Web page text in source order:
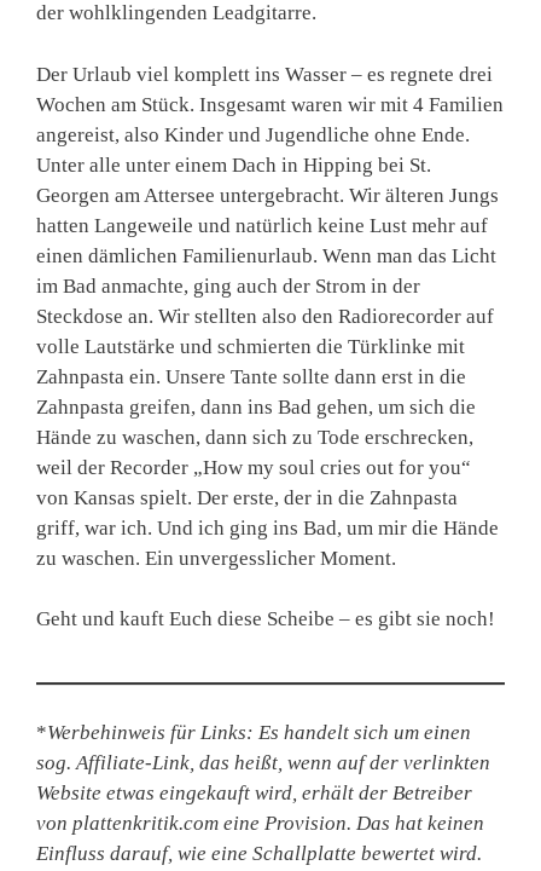
der wohlklingenden Leadgitarre.
Der Urlaub viel komplett ins Wasser – es regnete drei
Wochen am Stück. Insgesamt waren wir mit 4 Familien
angereist, also Kinder und Jugendliche ohne Ende.
Unter alle unter einem Dach in Hipping bei St.
Georgen am Attersee untergebracht. Wir älteren Jungs
hatten Langeweile und natürlich keine Lust mehr auf
einen dämlichen Familienurlaub. Wenn man das Licht
im Bad anmachte, ging auch der Strom in der
Steckdose an. Wir stellten also den Radiorecorder auf
volle Lautstärke und schmierten die Türklinke mit
Zahnpasta ein. Unsere Tante sollte dann erst in die
Zahnpasta greifen, dann ins Bad gehen, um sich die
Hände zu waschen, dann sich zu Tode erschrecken,
weil der Recorder „How my soul cries out for you“
von Kansas spielt. Der erste, der in die Zahnpasta
griff, war ich. Und ich ging ins Bad, um mir die Hände
zu waschen. Ein unvergesslicher Moment.
Geht und kauft Euch diese Scheibe – es gibt sie noch!
*Werbehinweis für Links: Es handelt sich um einen
sog. Affiliate-Link, das heißt, wenn auf der verlinkten
Website etwas eingekauft wird, erhält der Betreiber
von plattenkritik.com eine Provision. Das hat keinen
Einfluss darauf, wie eine Schallplatte bewertet wird.